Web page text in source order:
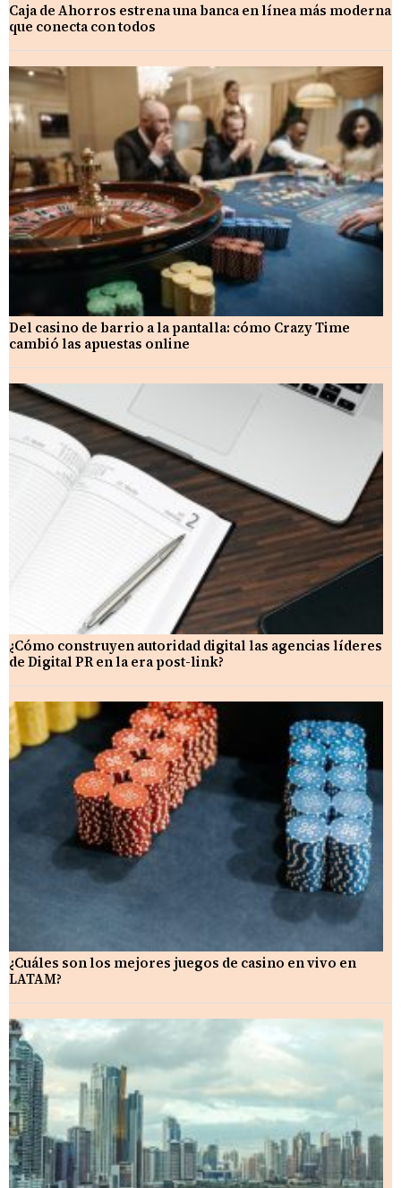
Caja de Ahorros estrena una banca en línea más moderna
que conecta con todos
Del casino de barrio a la pantalla: cómo Crazy Time
cambió las apuestas online
¿Cómo construyen autoridad digital las agencias líderes
de Digital PR en la era post-link?
¿Cuáles son los mejores juegos de casino en vivo en
LATAM?